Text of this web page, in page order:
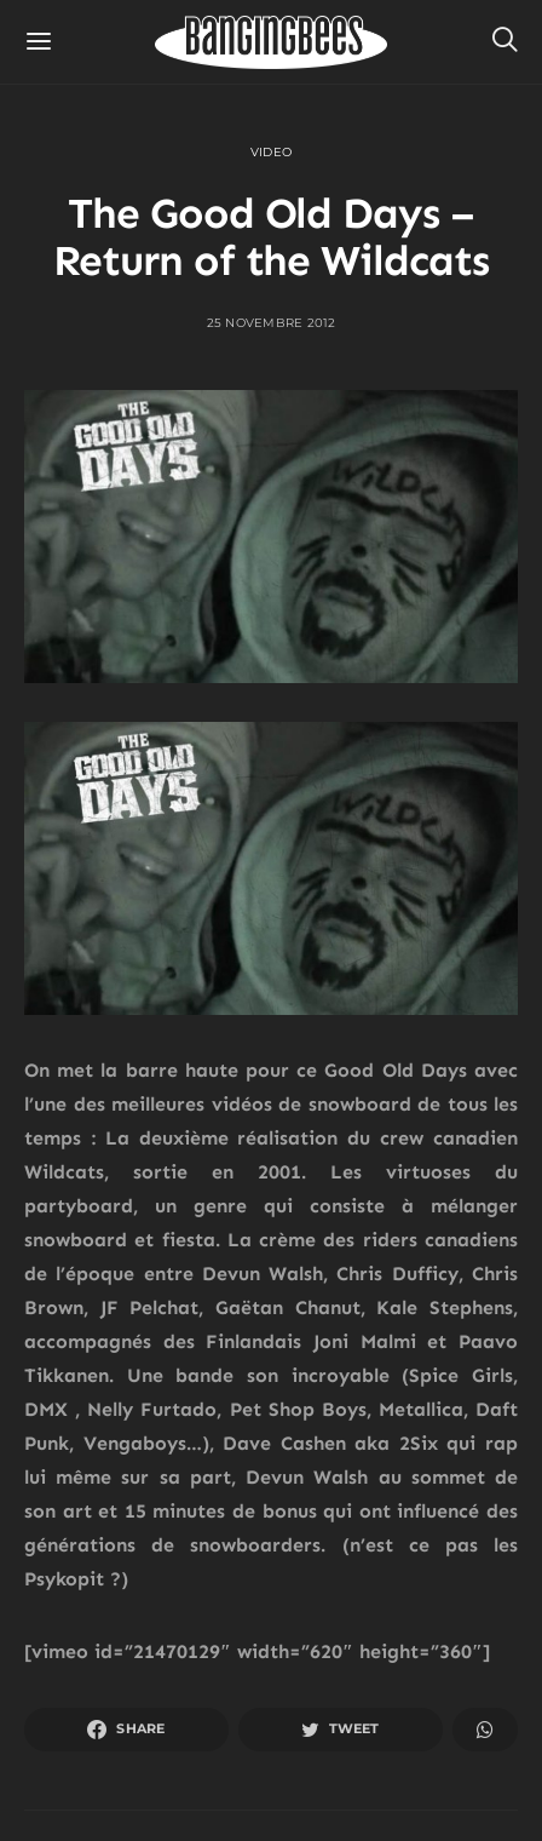
VIDEO
The Good Old Days –
Return of the Wildcats
25 NOVEMBRE 2012
On met la barre haute pour ceGood Old Daysavec
l’une des meilleures vidéos de snowboard de tous les
temps : La deuxième réalisation du crew canadien
Wildcats, sortie en 2001. Les virtuoses du
partyboard, un genre qui consiste à mélanger
snowboard et fiesta. La crème des riders canadiens
de l’époque entre Devun Walsh, Chris Dufficy, Chris
Brown, JF Pelchat, Gaëtan Chanut, Kale Stephens,
accompagnés des Finlandais Joni Malmi et Paavo
Tikkanen. Une bande son incroyable (Spice Girls,
DMX , Nelly Furtado, Pet Shop Boys, Metallica, Daft
Punk, Vengaboys…), Dave Cashenaka 2Six qui rap
lui même sur sa part, Devun Walsh au sommet de
son art et 15 minutes de bonus qui ont influencé des
générations de snowboarders. (n’est ce pas les
Psykopit ?)
[vimeo id=”21470129″ width=”620″ height=”360″]
SHARE TWEET